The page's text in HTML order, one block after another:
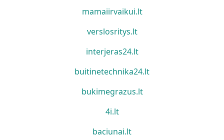
mamaiirvaikui.lt
verslosritys.lt
interjeras24.lt
buitinetechnika24.lt
bukimegrazus.lt
4i.lt
baciunai.lt